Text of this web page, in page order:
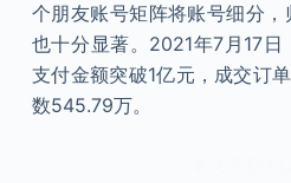
个朋友账号矩阵将账号细分
也十分显著。2021年7月17
支付金额突破1亿元，成交订
数545.79万。